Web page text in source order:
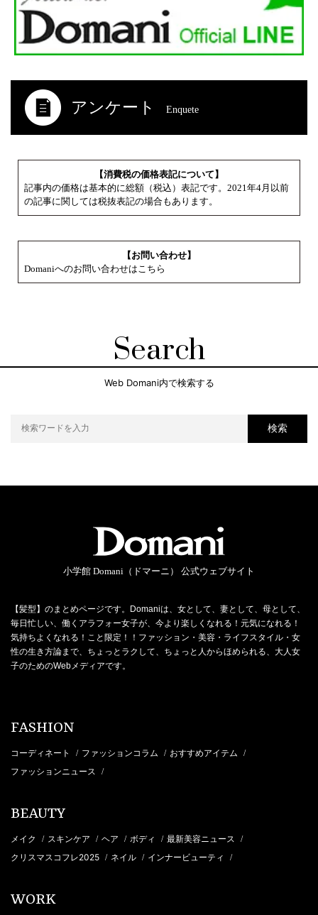
アンケート Enquete
【消費税の価格表記について】
記事内の価格は基本的に総額（税込）表記です。2021年4月以前
の記事に関しては税抜表記の場合もあります。
【お問い合わせ】
Domaniへのお問い合わせはこちら
Search
Web Domani内で検索する
検索
小学館 Domani（ドマーニ） 公式ウェブサイト
【髪型】のまとめページです。Domaniは、女として、妻として、母として、
毎日忙しい、働くアラフォー女子が、今より楽しくなれる！元気になれる！
気持ちよくなれる！こと限定！！ファッション・美容・ライフスタイル・女
性の生き方論まで、ちょっとラクして、ちょっと人からほめられる、大人女
子のためのWebメディアです。
FASHION
コーディネート / ファッションコラム / おすすめアイテム /
ファッションニュース /
BEAUTY
メイク / スキンケア / ヘア / ボディ / 最新美容ニュース /
クリスマスコフレ2025 / ネイル / インナービューティ /
WORK